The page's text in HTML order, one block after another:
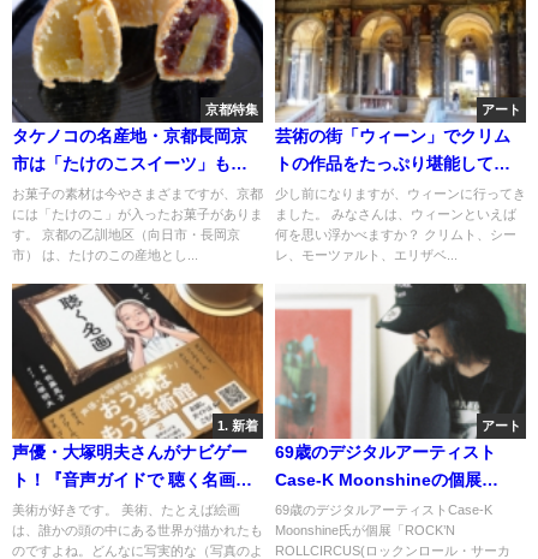
京都特集
タケノコの名産地・京都長岡京
市は「たけのこスイーツ」もハ
イレベル！驚きの味覚を楽しん
できました！
お菓子の素材は今やさまざまですが、京都
には「たけのこ」が入ったお菓子がありま
す。 京都の乙訓地区（向日市・長岡京
市） は、たけのこの産地とし...
アート
芸術の街「ウィーン」でクリム
トの作品をたっぷり堪能してき
た！
少し前になりますが、ウィーンに行ってき
ました。 みなさんは、ウィーンといえば
何を思い浮かべますか？ クリムト、シー
レ、モーツァルト、エリザベ...
1. 新着
声優・大塚明夫さんがナビゲー
ト！『音声ガイドで 聴く名画』
で西洋絵画に触れてみよう
美術が好きです。 美術、たとえば絵画
は、誰かの頭の中にある世界が描かれたも
のですよね。どんなに写実的な（写真のよ
アート
69歳のデジタルアーティスト
Case-K Moonshineの個展
「ROCK’N ROLL CIRCUS(ロッ
クンロール・サーカス)」
69歳のデジタルアーティストCase-K
Moonshine氏が個展「ROCK’N
ROLLCIRCUS(ロックンロール・サーカ